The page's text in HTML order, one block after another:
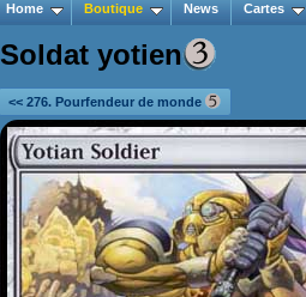
Home Boutique News Cartes
Soldat yotien
<< 276. Pourfendeur de monde